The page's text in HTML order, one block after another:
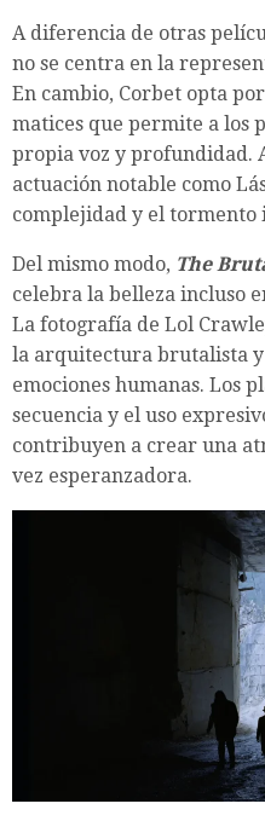
A diferencia de otras
no se centra en la
En cambio, Corbet opta
matices que permite a los
propia voz y profundidad.
actuación notable como
complejidad y el tormento
Del mismo modo, The
celebra la belleza incluso
La fotografía de Lol
la arquitectura brutalista y
emociones humanas. Los
secuencia y el uso
contribuyen a crear una
vez esperanzadora.